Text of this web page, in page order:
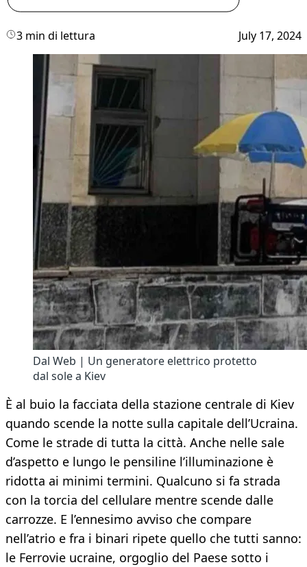
3 min di lettura July 17, 2024
Dal Web | Un generatore elettrico protetto
dal sole a Kiev
È al buio la facciata della stazione centrale di Kiev
quando scende la notte sulla capitale dell’Ucraina.
Come le strade di tutta la città. Anche nelle sale
d’aspetto e lungo le pensiline l’illuminazione è
ridotta ai minimi termini. Qualcuno si fa strada
con la torcia del cellulare mentre scende dalle
carrozze. E l’ennesimo avviso che compare
nell’atrio e fra i binari ripete quello che tutti sanno:
le Ferrovie ucraine, orgoglio del Paese sotto i